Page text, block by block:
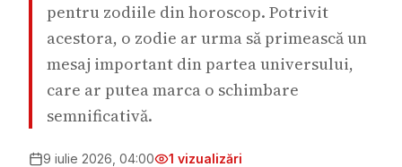
pentru zodiile din horoscop. Potrivit
acestora, o zodie ar urma să primească un
mesaj important din partea universului,
care ar putea marca o schimbare
semnificativă.
9 iulie 2026, 04:00 1 vizualizări